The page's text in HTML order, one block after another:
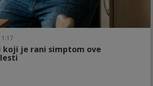
je rani simptom ove